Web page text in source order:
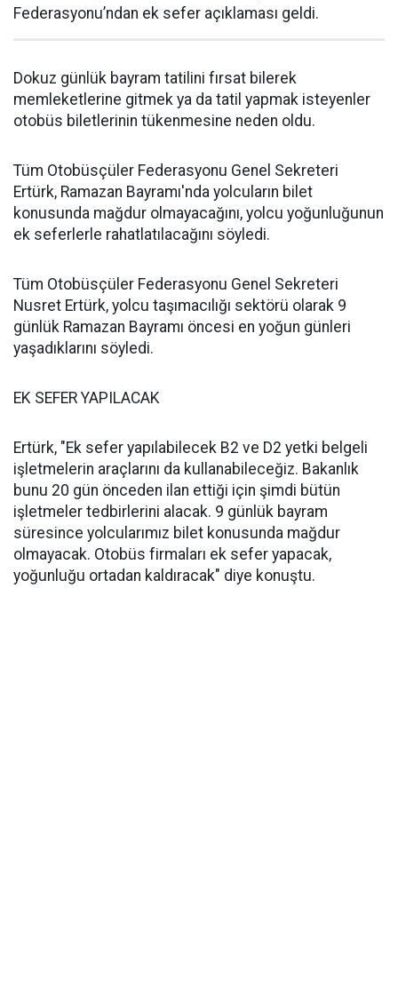
Federasyonu’ndan ek sefer açıklaması geldi.
Dokuz günlük bayram tatilini fırsat bilerek
memleketlerine gitmek ya da tatil yapmak isteyenler
otobüs biletlerinin tükenmesine neden oldu.
Tüm Otobüsçüler Federasyonu Genel Sekreteri
Ertürk, Ramazan Bayramı'nda yolcuların bilet
konusunda mağdur olmayacağını, yolcu yoğunluğunun
ek seferlerle rahatlatılacağını söyledi.
Tüm Otobüsçüler Federasyonu Genel Sekreteri
Nusret Ertürk, yolcu taşımacılığı sektörü olarak 9
günlük Ramazan Bayramı öncesi en yoğun günleri
yaşadıklarını söyledi.
EK SEFER YAPILACAK
Ertürk, "Ek sefer yapılabilecek B2 ve D2 yetki belgeli
işletmelerin araçlarını da kullanabileceğiz. Bakanlık
bunu 20 gün önceden ilan ettiği için şimdi bütün
işletmeler tedbirlerini alacak. 9 günlük bayram
süresince yolcularımız bilet konusunda mağdur
olmayacak. Otobüs firmaları ek sefer yapacak,
yoğunluğu ortadan kaldıracak" diye konuştu.